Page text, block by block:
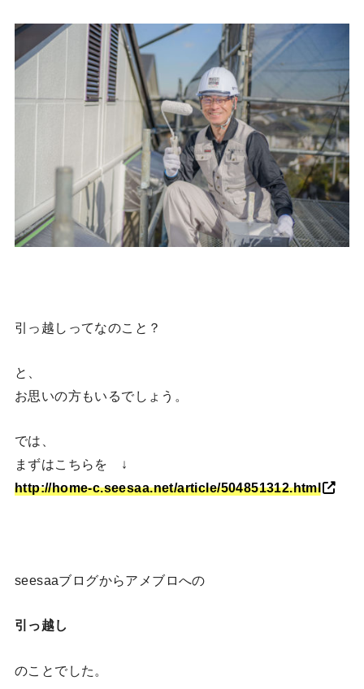
引っ越しってなのこと？
と、
お思いの方もいるでしょう。
では、
まずはこちらを ↓
http://home-c.seesaa.net/article/504851312.html
seesaaブログからアメブロへの
引っ越し
のことでした。